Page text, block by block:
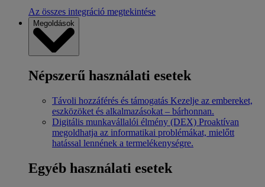
Az összes integráció megtekintése
Megoldások
Népszerű használati esetek
Távoli hozzáférés és támogatás Kezelje az embereket,
eszközöket és alkalmazásokat – bárhonnan.
Digitális munkavállalói élmény (DEX) Proaktívan
megoldhatja az informatikai problémákat, mielőtt
hatással lennének a termelékenységre.
Egyéb használati esetek